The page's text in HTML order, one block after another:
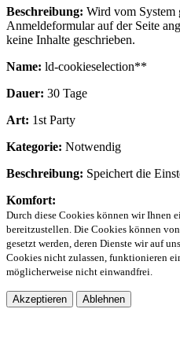
Beschreibung: Wird vom System
Anmeldeformular auf der Seite
keine Inhalte geschrieben.
Name: ld-cookieselection**
Dauer: 30 Tage
Art: 1st Party
Kategorie: Notwendig
Beschreibung: Speichert die
Komfort:
Durch diese Cookies können wir Ihnen
bereitzustellen. Die Cookies können
gesetzt werden, deren Dienste wir auf
Cookies nicht zulassen, funktionieren
möglicherweise nicht einwandfrei.
Akzeptieren Ablehnen